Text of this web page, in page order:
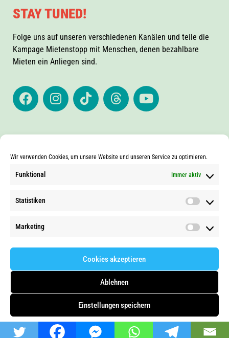
Wir verwenden Cookies, um unsere Website und unseren Service zu optimieren.
Funktional Immer aktiv
Statistiken
Marketing
Cookies akzeptieren
Ablehnen
Einstellungen speichern
Cookie-RichtlinieDatenschutzerklärung Impressum
STAY TUNED!
Folge uns auf unseren verschiedenen Kanälen und teile die
Kampage Mietenstopp mit Menschen, denen bezahlbare
Mieten ein Anliegen sind.